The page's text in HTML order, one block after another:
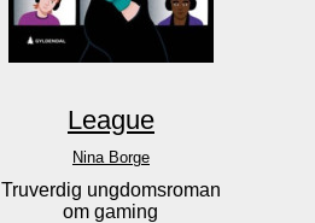
League
Nina Borge
Truverdig ungdomsroman
om gaming